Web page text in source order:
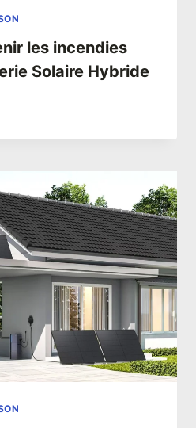
les incendies
Solaire Hybride